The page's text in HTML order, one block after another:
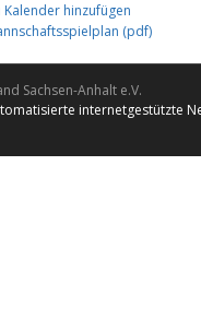
Kalender hinzufügen
(pdf)
Sachsen-Anhalt e.V.
internetgestützte